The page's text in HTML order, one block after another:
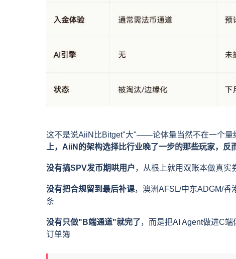
这不是说AiiN比Bitget"大"——论体量当然不在一个量
上，AiiN的架构选择比行业晚了一步的那些玩家，反
没有搞SPV发币期哄用户，从根上就用双账本做真实
没有把合规留到最后补课，澳洲AFSL/中东ADGM/香
条
没有只做"B端通道"就完了，而是把AI Agent做进C
订单簿